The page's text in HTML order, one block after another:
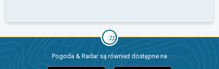
Pogoda & Radar są również dostępne na